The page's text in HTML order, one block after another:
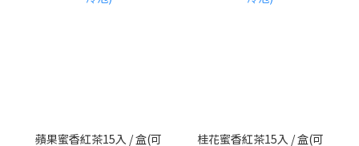
蘋果蜜香紅茶15入 / 盒(可
桂花蜜香紅茶15入 / 盒(可